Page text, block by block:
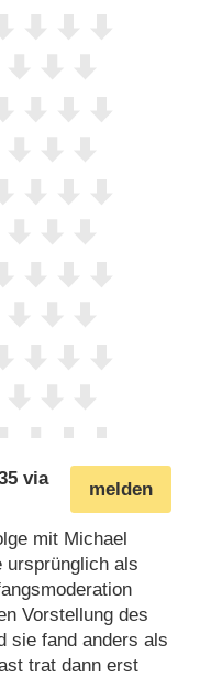
melden
via
mit Michael
ursprünglich als
Vorstellung des
sie fand anders als
trat dann erst